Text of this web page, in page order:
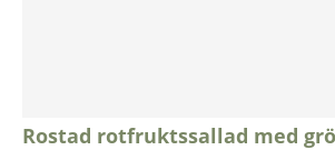
Rostad rotfruktssallad med